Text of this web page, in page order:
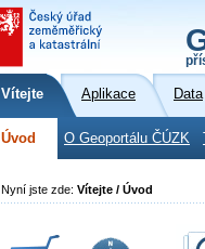
Vítejte Aplikace Data
Úvod O Geoportálu ČÚZK
Nyní jste zde: Vítejte / Úvod